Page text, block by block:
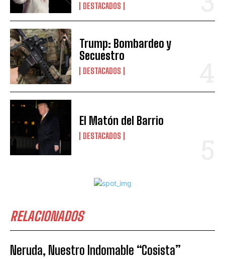
DESTACADOS
Trump: Bombardeo y
Secuestro
DESTACADOS
El Matón del Barrio
DESTACADOS
RELACIONADOS
Neruda, Nuestro Indomable “Cosista”